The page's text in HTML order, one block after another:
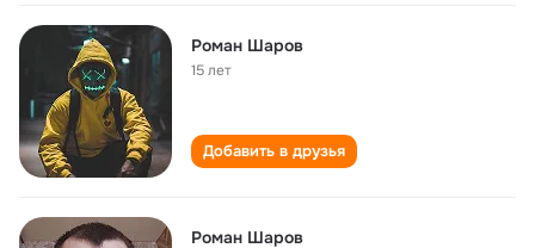
Роман Шаров
15 лет
Добавить в друзья
Роман Шаров